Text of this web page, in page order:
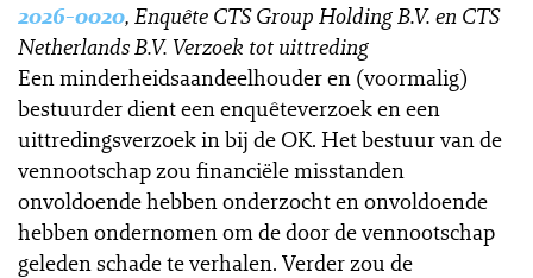
2026-0020, Enquête CTS Group Holding B.V. en CTS
Netherlands B.V. Verzoek tot uittreding
Een minderheidsaandeelhouder en (voormalig)
bestuurder dient een enquêteverzoek en een
uittredingsverzoek in bij de OK. Het bestuur van de
vennootschap zou financiële misstanden
onvoldoende hebben onderzocht en onvoldoende
hebben ondernomen om de door de vennootschap
geleden schade te verhalen. Verder zou de